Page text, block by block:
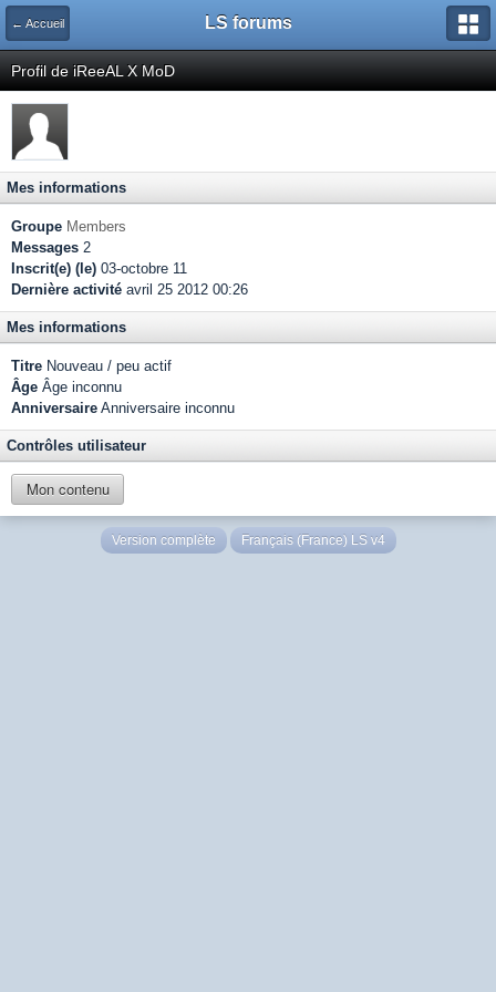
← Accueil LS forums
Profil de iReeAL X MoD
Mes informations
Groupe Members
Messages 2
Inscrit(e) (le) 03-octobre 11
Dernière activité avril 25 2012 00:26
Mes informations
Titre Nouveau / peu actif
Âge Âge inconnu
Anniversaire Anniversaire inconnu
Contrôles utilisateur
Mon contenu
Version complète Français (France) LS v4